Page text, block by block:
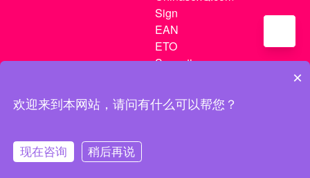
Sign
EAN
ETO
Sugextions
沪ICP备20021056号-1 | 沪ICP备20021056号-3
×
欢迎来到本网站，请问有什么可以帮您？
现在咨询 稍后再说